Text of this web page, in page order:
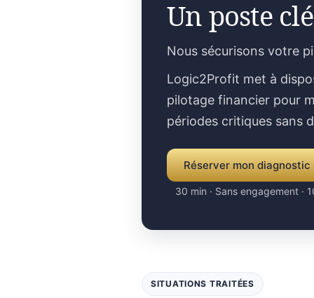
Un poste
Nous sécurisons votre
Logic2Profit met à
pilotage financier pour
périodes critiques sans
Réserver mon
30 min · Sans engagement ·
SITUATIONS TRAITÉES